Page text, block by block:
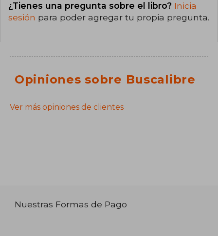
¿Tienes una pregunta sobre el libro? Inicia
sesión para poder agregar tu propia pregunta.
Opiniones sobre Buscalibre
Ver más opiniones de clientes
Nuestras Formas de Pago